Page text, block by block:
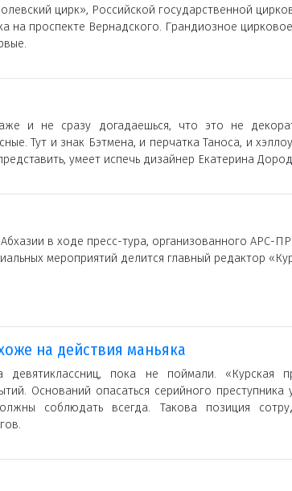
цирк», Российской государственной
на проспекте Вернадского. Грандиозное
и не сразу догадаешься, что это не
Тут и знак Бэтмена, и перчатка Таноса, и
умеет испечь дизайнер Екатерина
в ходе пресс-тура, организованного АРС-
мероприятий делится главный редактор
на действия маньяка
пока не поймали. «Курская
Оснований опасаться серийного преступника
соблюдать всегда. Такова позиция